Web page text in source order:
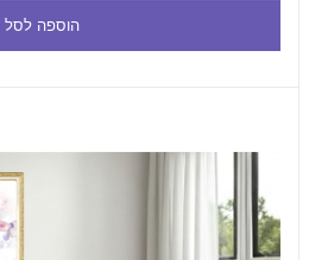
הוספה לסל